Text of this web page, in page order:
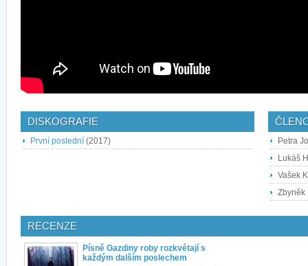
DISKOGRAFIE
První poslední (2017)
Petra
Lukáš
Vašek
Zbyněk
RECENZE
Písně Gazdiny roby rozkvétají s
každým dalším poslechem